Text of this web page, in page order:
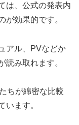
は、公式の発表内
が効果的です。
アル、PVなどか
読み取れます。
ちが綿密な比較
います。